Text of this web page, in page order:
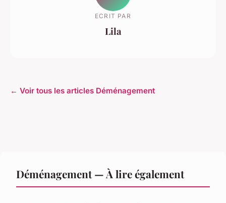
ECRIT PAR
Lila
← Voir tous les articles Déménagement
Déménagement — À lire également